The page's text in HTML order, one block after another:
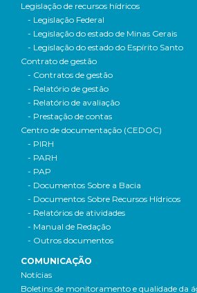
Legislação de recursos hídricos
- Legislação Federal
- Legislação do estado de Minas Gerais
- Legislação do estado do Espírito Santo
Contrato de gestão
- Contratos de gestão
- Relatório de gestão
- Relatório de avaliação
- Prestação de contas
Centro de documentação (CEDOC)
- PIRH
- PARH
- PAP
- Documentos Sobre a Bacia
- Documentos Sobre Recursos Hídricos
- Relatórios de atividades
- Manual de Redação
- Outros documentos
COMUNICAÇÃO
Notícias
Boletins de monitoramento e qualidade da